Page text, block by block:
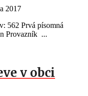
2017
562 Prvá písomná
Provazník ...
v obci